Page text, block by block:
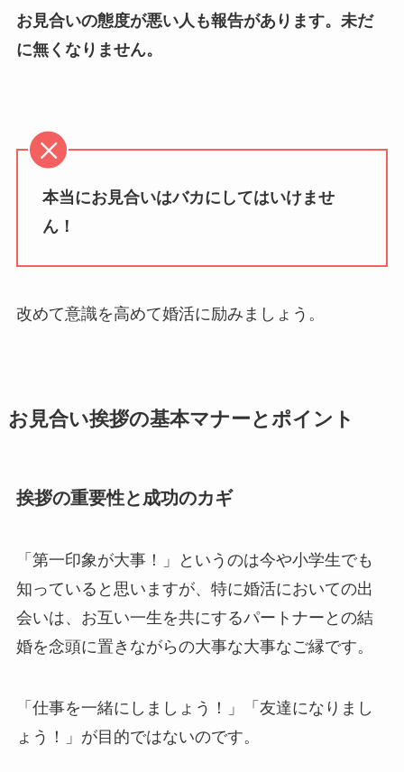
お見合いの態度が悪い人も報告があります。未だ
に無くなりません。
本当にお見合いはバカにしてはいけませ
ん！
改めて意識を高めて婚活に励みましょう。
お見合い挨拶の基本マナーとポイント
挨拶の重要性と成功のカギ
「第一印象が大事！」というのは今や小学生でも
知っていると思いますが、特に婚活においての出
会いは、お互い一生を共にするパートナーとの結
婚を念頭に置きながらの大事な大事なご縁です。
「仕事を一緒にしましょう！」「友達になりまし
ょう！」が目的ではないのです。